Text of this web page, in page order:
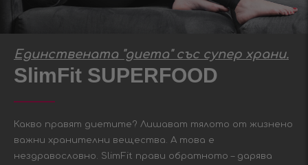
SlimFit SUPERFOOD
Единствената "диета" със супер храни.
Какво правят диетите? Лишават тялото от жизнено
важни хранителни вещества. А това е
нездравословно. SlimFit прави обратното – дарява